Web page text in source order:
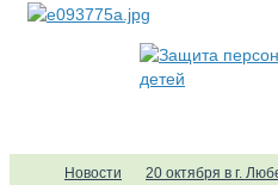
Новости 20 октября в г.